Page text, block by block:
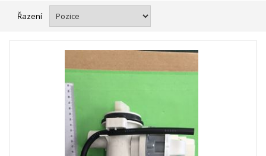
Řazení